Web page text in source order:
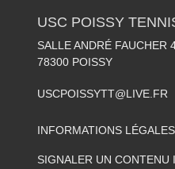
USC POISSY
SALLE ANDRÉ FAUCHER
78300 POISSY
USCPOISSYTT@LIVE.FR
INFORMATIONS LÉGALES
SIGNALER UN CONTENU